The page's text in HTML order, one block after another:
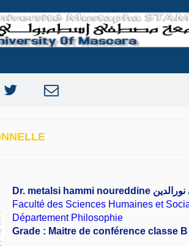
Dr. metalsi hammi noureddine
Faculté des Sciences Humaines et
Département Philosophie
Grade : Maitre de conférence classe B